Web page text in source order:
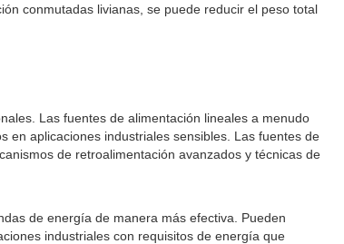
conmutadas livianas, se puede reducir el peso total
Las fuentes de alimentación lineales a menudo
en aplicaciones industriales sensibles. Las fuentes de
de retroalimentación avanzados y técnicas de
de energía de manera más efectiva. Pueden
industriales con requisitos de energía que